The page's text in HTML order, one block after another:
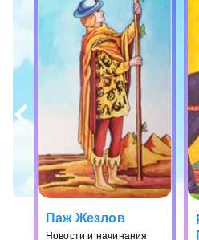
Паж Жезлов
Новости и начинания